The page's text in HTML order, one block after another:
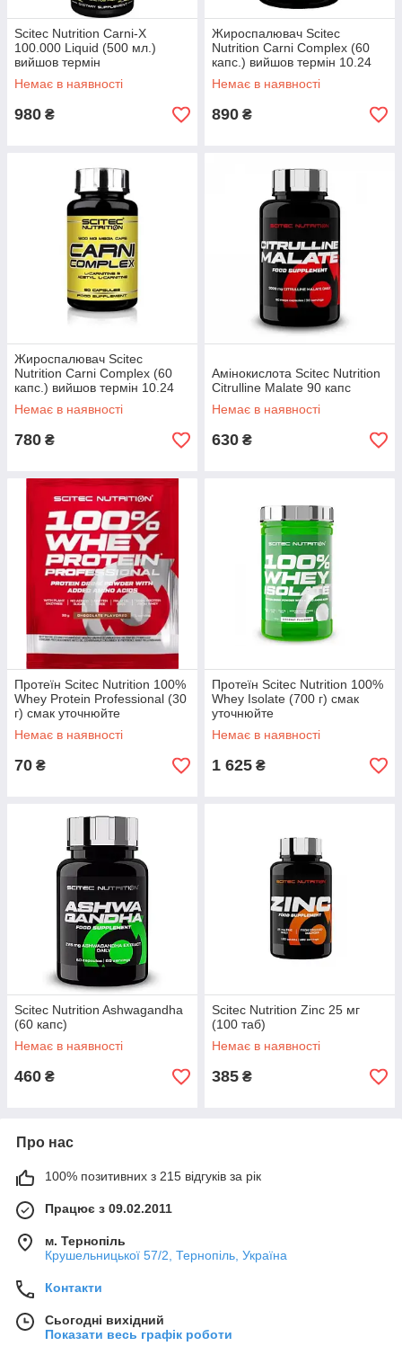
Scitec Nutrition Carni-X
100.000 Liquid (500 мл.)
вийшов термін
Немає в наявності
980 ₴
Жироспалювач Scitec
Nutrition Carni Complex (60
капс.) вийшов термін 10.24
Немає в наявності
890 ₴
Жироспалювач Scitec
Nutrition Carni Complex (60
капс.) вийшов термін 10.24
Немає в наявності
780 ₴
Амінокислота Scitec Nutrition
Citrulline Malate 90 капс
Немає в наявності
630 ₴
Протеїн Scitec Nutrition 100%
Whey Protein Professional (30
г) смак уточнюйте
Немає в наявності
70 ₴
Протеїн Scitec Nutrition 100%
Whey Isolate (700 г) смак
уточнюйте
Немає в наявності
1 625 ₴
Scitec Nutrition Ashwagandha
(60 капс)
Немає в наявності
460 ₴
Scitec Nutrition Zinc 25 мг
(100 таб)
Немає в наявності
385 ₴
Про нас
100% позитивних з 215 відгуків за рік
Працює з 09.02.2011
м. Тернопіль
Крушельницької 57/2, Тернопіль, Україна
Контакти
Сьогодні вихідний
Показати весь графік роботи